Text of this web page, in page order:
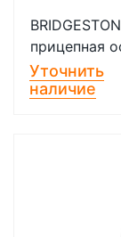
прицепная
Уточнить
наличие